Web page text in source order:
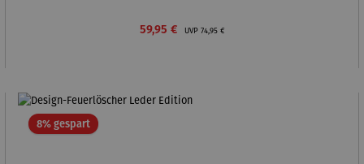
Verkaufspreis:
59,95 € UVP Regulärer Preis:
74,95 €
8% gespartRabatt